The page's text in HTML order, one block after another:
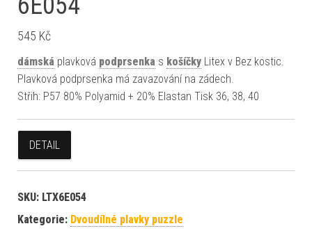
545 Kč
dámská plavková podprsenka s košíčky Litex v Bez kostic.
Plavková podprsenka má zavazování na zádech.
Střih: P57 80% Polyamid + 20% Elastan Tisk 36, 38, 40
DETAIL
SKU: LTX6E054
Kategorie: Dvoudílné plavky puzzle